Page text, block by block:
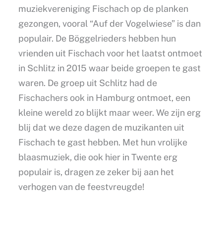
muziekvereniging Fischach op de planken
gezongen, vooral “Auf der Vogelwiese” is dan
populair. De Böggelrieders hebben hun
vrienden uit Fischach voor het laatst ontmoet
in Schlitz in 2015 waar beide groepen te gast
waren. De groep uit Schlitz had de
Fischachers ook in Hamburg ontmoet, een
kleine wereld zo blijkt maar weer. We zijn erg
blij dat we deze dagen de muzikanten uit
Fischach te gast hebben. Met hun vrolijke
blaasmuziek, die ook hier in Twente erg
populair is, dragen ze zeker bij aan het
verhogen van de feestvreugde!